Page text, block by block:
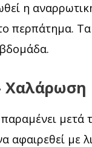
η
το περπάτημα.
Χαλάρωση
μετά
αφαιρεθεί με